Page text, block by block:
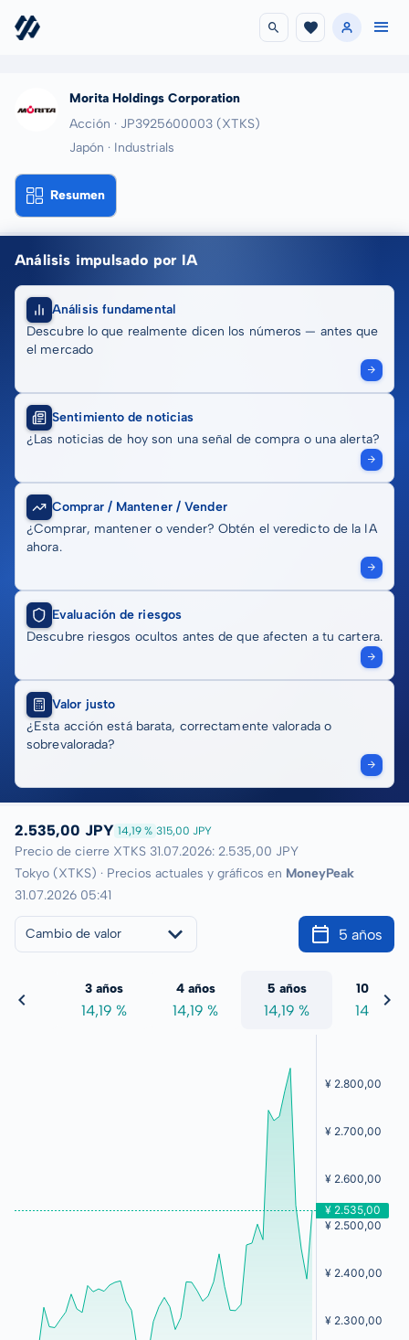
Morita Holdings Corporation
Acción · JP3925600003 (XTKS)
Japón · Industrials
Resumen
Análisis impulsado por IA
Análisis fundamental
Descubre lo que realmente dicen los números — antes que
el mercado
Sentimiento de noticias
¿Las noticias de hoy son una señal de compra o una alerta?
Comprar / Mantener / Vender
¿Comprar, mantener o vender? Obtén el veredicto de la IA
ahora.
Evaluación de riesgos
Descubre riesgos ocultos antes de que afecten a tu cartera.
Valor justo
¿Esta acción está barata, correctamente valorada o
sobrevalorada?
2.535,00 JPY 14,19 % 315,00 JPY
Precio de cierre XTKS 31.07.2026: 2.535,00 JPY
Tokyo (XTKS) · Precios actuales y gráficos en MoneyPeak
31.07.2026 05:41
Cambio de valor 5 años
%
3 años
14,19 %
4 años
14,19 %
5 años
14,19 %
10 años
14,19 %